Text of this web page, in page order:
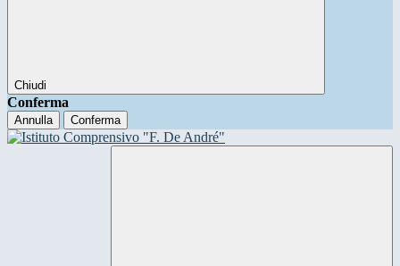
Chiudi
Conferma
Annulla Conferma